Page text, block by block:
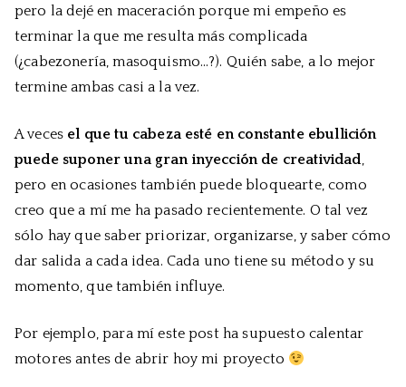
pero la dejé en maceración porque mi empeño es
terminar la que me resulta más complicada
(¿cabezonería, masoquismo…?). Quién sabe, a lo mejor
termine ambas casi a la vez.
A veces el que tu cabeza esté en constante ebullición
puede suponer una gran inyección de creatividad,
pero en ocasiones también puede bloquearte, como
creo que a mí me ha pasado recientemente. O tal vez
sólo hay que saber priorizar, organizarse, y saber cómo
dar salida a cada idea. Cada uno tiene su método y su
momento, que también influye.
Por ejemplo, para mí este post ha supuesto calentar
motores antes de abrir hoy mi proyecto